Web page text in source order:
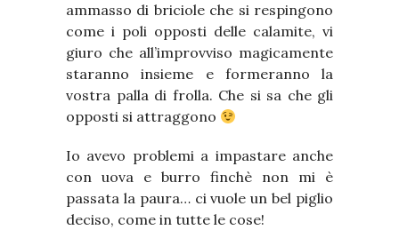
ammasso di briciole che si respingono
come i poli opposti delle calamite, vi
giuro che all’improvviso magicamente
staranno insieme e formeranno la
vostra palla di frolla. Che si sa che gli
opposti si attraggono
Io avevo problemi a impastare anche
con uova e burro finchè non mi è
passata la paura… ci vuole un bel piglio
deciso, come in tutte le cose!